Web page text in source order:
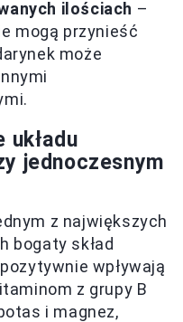
ilościach –
mogą przynieść
może
układu
jednoczesnym
z największych
bogaty skład
wpływają
z grupy B
i magnez,